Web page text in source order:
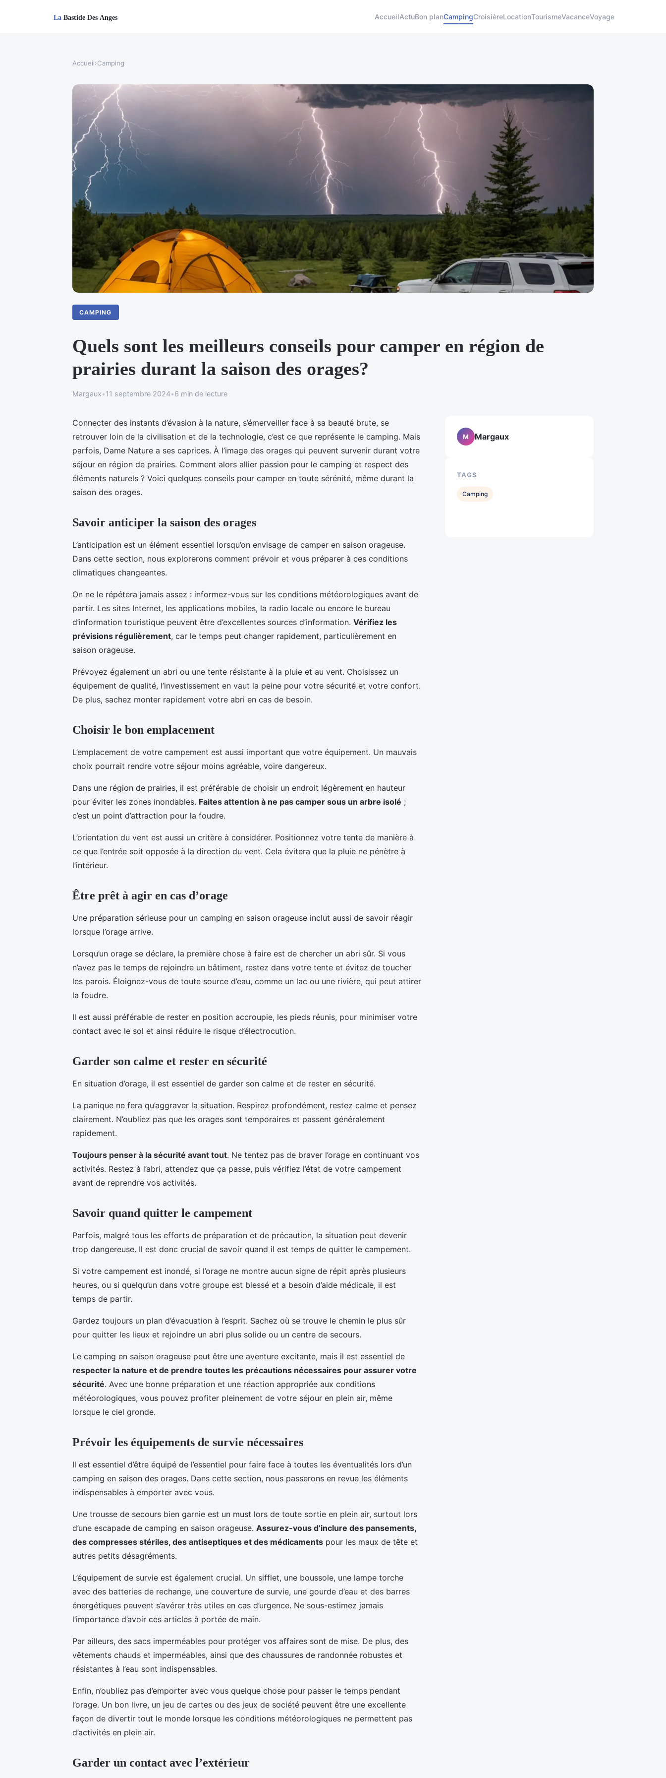
AccueilActuBon planCampingCroisièreLocationTourismeVacanceVoyage
Accueil›Camping
CAMPING
Quels sont les meilleurs conseils pour camper en région de
prairies durant la saison des orages?
Margaux•11 septembre 2024•6 min de lecture
Connecter des instants d’évasion à la nature, s’émerveiller face à sa beauté brute, se
retrouver loin de la civilisation et de la technologie, c’est ce que représente le camping. Mais
parfois, Dame Nature a ses caprices. À l’image des orages qui peuvent survenir durant votre
séjour en région de prairies. Comment alors allier passion pour le camping et respect des
éléments naturels ? Voici quelques conseils pour camper en toute sérénité, même durant la
saison des orages.
Savoir anticiper la saison des orages
L’anticipation est un élément essentiel lorsqu’on envisage de camper en saison orageuse.
Dans cette section, nous explorerons comment prévoir et vous préparer à ces conditions
climatiques changeantes.
On ne le répétera jamais assez : informez-vous sur les conditions météorologiques avant de
partir. Les sites Internet, les applications mobiles, la radio locale ou encore le bureau
d’information touristique peuvent être d’excellentes sources d’information. Vérifiez les
prévisions régulièrement, car le temps peut changer rapidement, particulièrement en
saison orageuse.
Prévoyez également un abri ou une tente résistante à la pluie et au vent. Choisissez un
équipement de qualité, l’investissement en vaut la peine pour votre sécurité et votre confort.
De plus, sachez monter rapidement votre abri en cas de besoin.
Choisir le bon emplacement
L’emplacement de votre campement est aussi important que votre équipement. Un mauvais
choix pourrait rendre votre séjour moins agréable, voire dangereux.
Dans une région de prairies, il est préférable de choisir un endroit légèrement en hauteur
pour éviter les zones inondables. Faites attention à ne pas camper sous un arbre isolé ;
c’est un point d’attraction pour la foudre.
L’orientation du vent est aussi un critère à considérer. Positionnez votre tente de manière à
ce que l’entrée soit opposée à la direction du vent. Cela évitera que la pluie ne pénètre à
l’intérieur.
Être prêt à agir en cas d’orage
Une préparation sérieuse pour un camping en saison orageuse inclut aussi de savoir réagir
lorsque l’orage arrive.
Lorsqu’un orage se déclare, la première chose à faire est de chercher un abri sûr. Si vous
n’avez pas le temps de rejoindre un bâtiment, restez dans votre tente et évitez de toucher
les parois. Éloignez-vous de toute source d’eau, comme un lac ou une rivière, qui peut attirer
la foudre.
Il est aussi préférable de rester en position accroupie, les pieds réunis, pour minimiser votre
contact avec le sol et ainsi réduire le risque d’électrocution.
Garder son calme et rester en sécurité
En situation d’orage, il est essentiel de garder son calme et de rester en sécurité.
La panique ne fera qu’aggraver la situation. Respirez profondément, restez calme et pensez
clairement. N’oubliez pas que les orages sont temporaires et passent généralement
rapidement.
Toujours penser à la sécurité avant tout. Ne tentez pas de braver l’orage en continuant vos
activités. Restez à l’abri, attendez que ça passe, puis vérifiez l’état de votre campement
avant de reprendre vos activités.
Savoir quand quitter le campement
Parfois, malgré tous les efforts de préparation et de précaution, la situation peut devenir
trop dangereuse. Il est donc crucial de savoir quand il est temps de quitter le campement.
Si votre campement est inondé, si l’orage ne montre aucun signe de répit après plusieurs
heures, ou si quelqu’un dans votre groupe est blessé et a besoin d’aide médicale, il est
temps de partir.
Gardez toujours un plan d’évacuation à l’esprit. Sachez où se trouve le chemin le plus sûr
pour quitter les lieux et rejoindre un abri plus solide ou un centre de secours.
Le camping en saison orageuse peut être une aventure excitante, mais il est essentiel de
respecter la nature et de prendre toutes les précautions nécessaires pour assurer votre
sécurité. Avec une bonne préparation et une réaction appropriée aux conditions
météorologiques, vous pouvez profiter pleinement de votre séjour en plein air, même
lorsque le ciel gronde.
Prévoir les équipements de survie nécessaires
Il est essentiel d’être équipé de l’essentiel pour faire face à toutes les éventualités lors d’un
camping en saison des orages. Dans cette section, nous passerons en revue les éléments
indispensables à emporter avec vous.
Une trousse de secours bien garnie est un must lors de toute sortie en plein air, surtout lors
d’une escapade de camping en saison orageuse. Assurez-vous d’inclure des pansements,
des compresses stériles, des antiseptiques et des médicaments pour les maux de tête et
autres petits désagréments.
L’équipement de survie est également crucial. Un sifflet, une boussole, une lampe torche
avec des batteries de rechange, une couverture de survie, une gourde d’eau et des barres
énergétiques peuvent s’avérer très utiles en cas d’urgence. Ne sous-estimez jamais
l’importance d’avoir ces articles à portée de main.
Par ailleurs, des sacs imperméables pour protéger vos affaires sont de mise. De plus, des
vêtements chauds et imperméables, ainsi que des chaussures de randonnée robustes et
résistantes à l’eau sont indispensables.
Enfin, n’oubliez pas d’emporter avec vous quelque chose pour passer le temps pendant
l’orage. Un bon livre, un jeu de cartes ou des jeux de société peuvent être une excellente
façon de divertir tout le monde lorsque les conditions météorologiques ne permettent pas
d’activités en plein air.
Garder un contact avec l’extérieur
M Margaux
TAGS
Camping